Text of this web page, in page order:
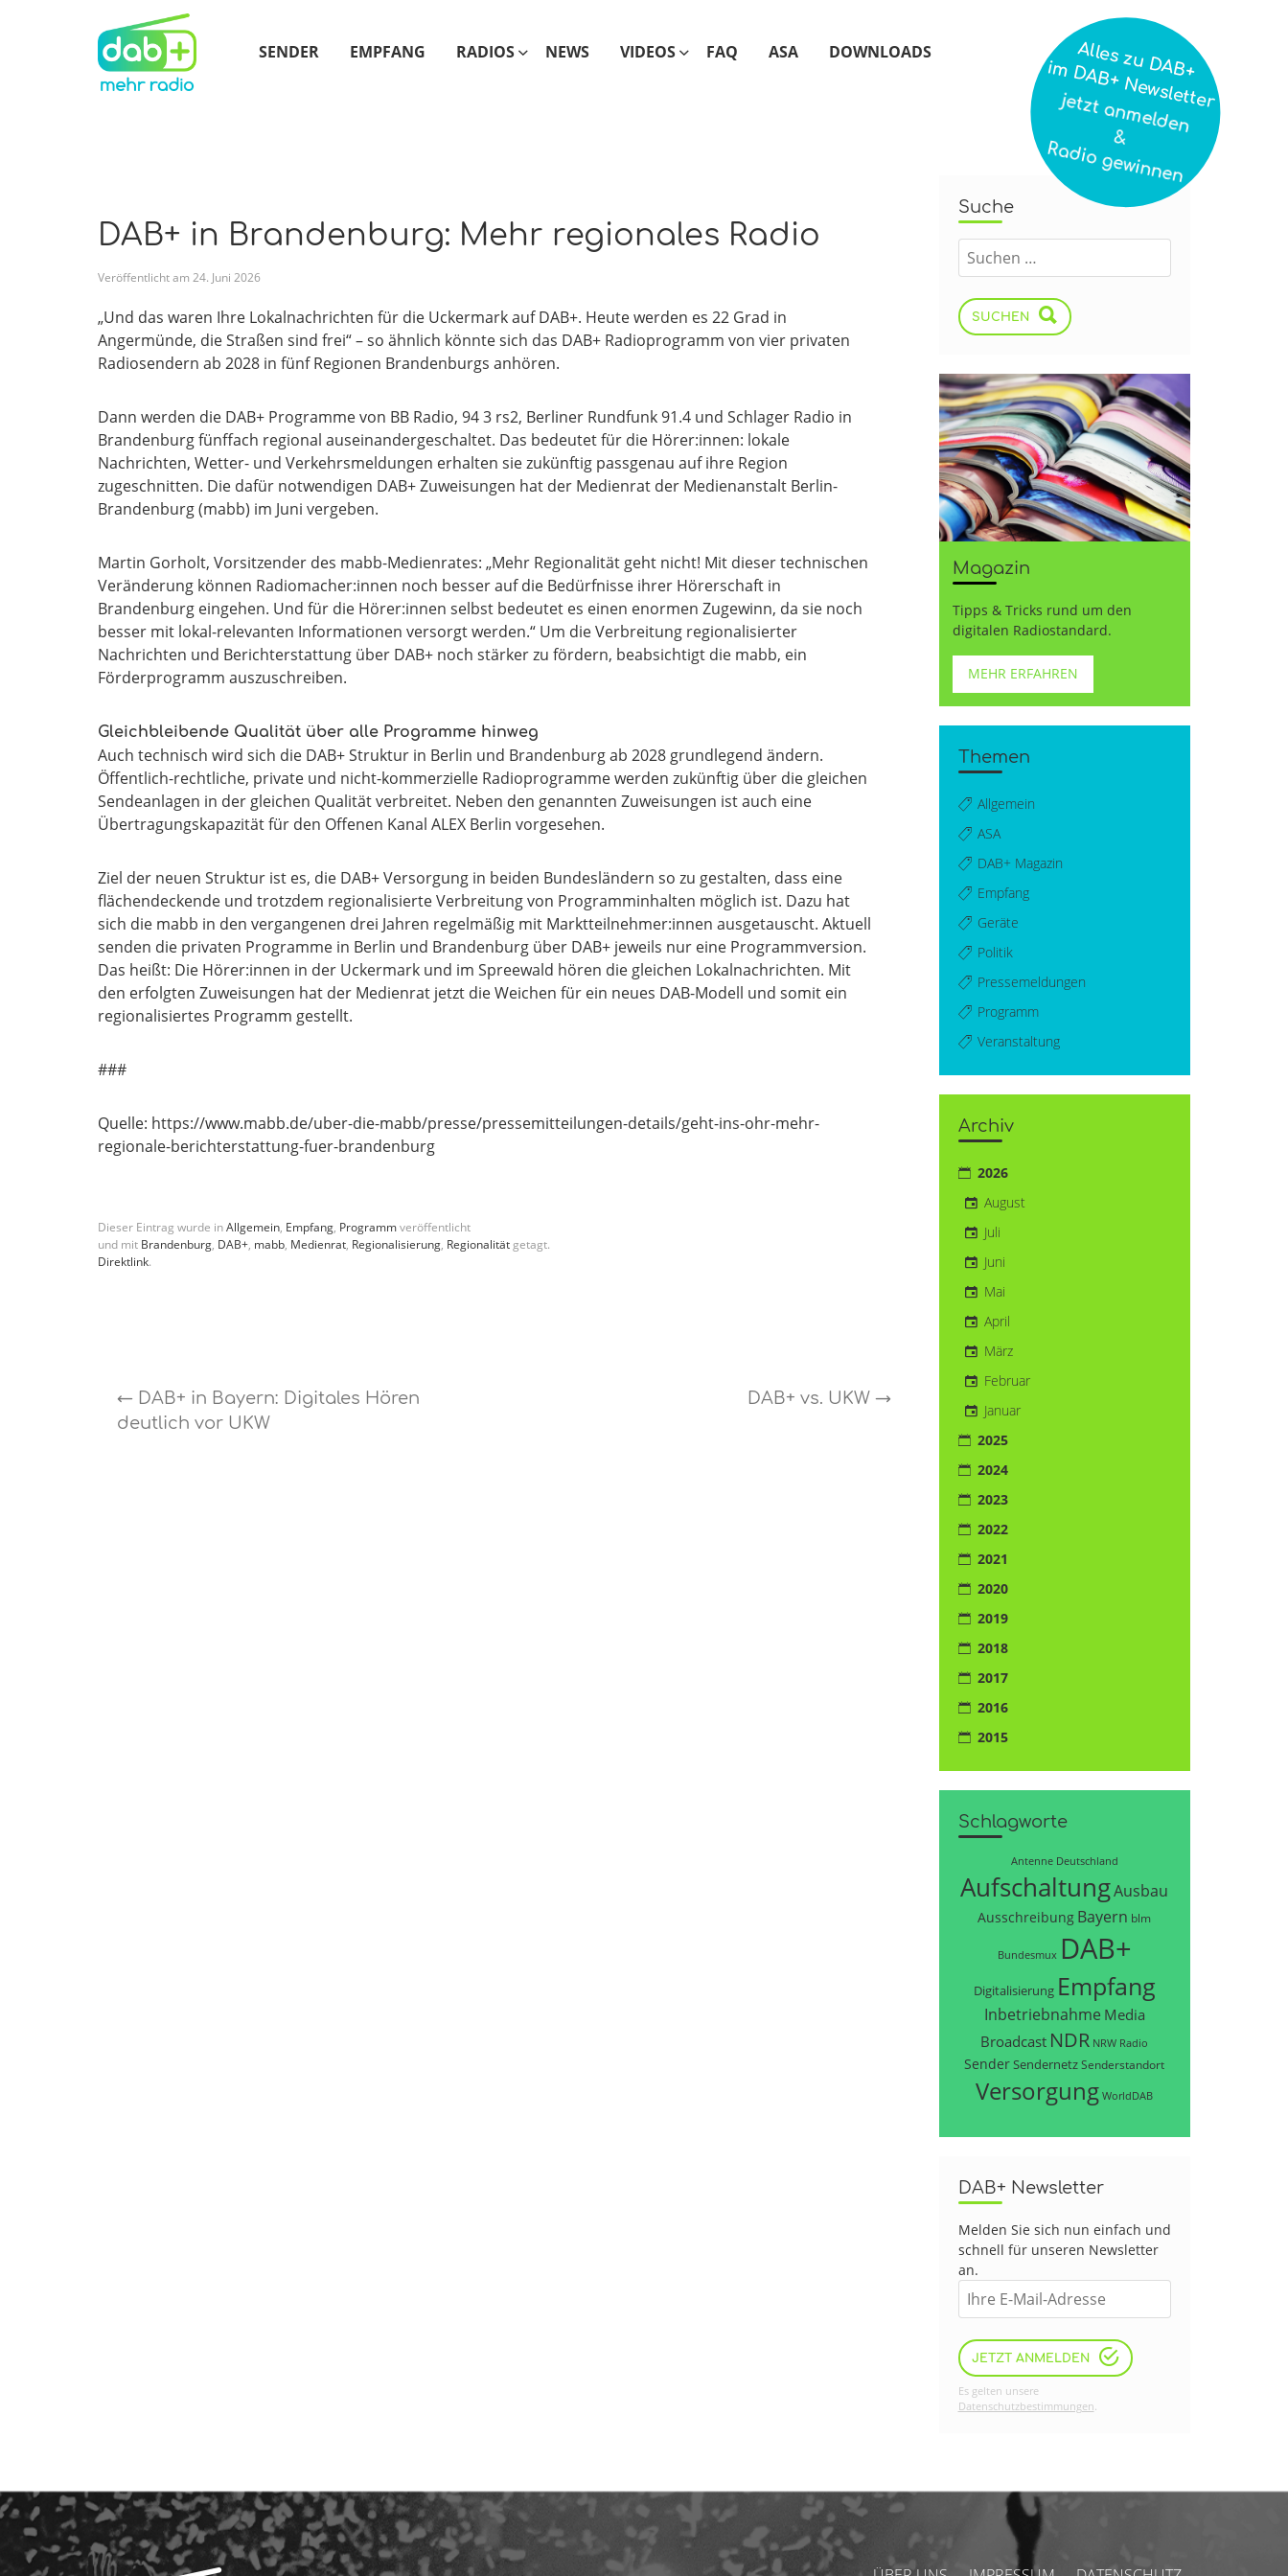
SENDER EMPFANG RADIOS NEWS VIDEOS FAQ ASA DOWNLOADS
DAB+ in Brandenburg: Mehr regionales Radio
Veröffentlicht am 24. Juni 2026
„Und das waren Ihre Lokalnachrichten für die Uckermark auf DAB+. Heute werden es 22 Grad in
Angermünde, die Straßen sind frei“ – so ähnlich könnte sich das DAB+ Radioprogramm von vier privaten
Radiosendern ab 2028 in fünf Regionen Brandenburgs anhören.
Dann werden die DAB+ Programme von BB Radio, 94 3 rs2, Berliner Rundfunk 91.4 und Schlager Radio in
Brandenburg fünffach regional auseinandergeschaltet. Das bedeutet für die Hörer:innen: lokale
Nachrichten, Wetter- und Verkehrsmeldungen erhalten sie zukünftig passgenau auf ihre Region
zugeschnitten. Die dafür notwendigen DAB+ Zuweisungen hat der Medienrat der Medienanstalt Berlin-
Brandenburg (mabb) im Juni vergeben.
Martin Gorholt, Vorsitzender des mabb-Medienrates: „Mehr Regionalität geht nicht! Mit dieser technischen
Veränderung können Radiomacher:innen noch besser auf die Bedürfnisse ihrer Hörerschaft in
Brandenburg eingehen. Und für die Hörer:innen selbst bedeutet es einen enormen Zugewinn, da sie noch
besser mit lokal-relevanten Informationen versorgt werden.“ Um die Verbreitung regionalisierter
Nachrichten und Berichterstattung über DAB+ noch stärker zu fördern, beabsichtigt die mabb, ein
Förderprogramm auszuschreiben.
Gleichbleibende Qualität über alle Programme hinweg
Auch technisch wird sich die DAB+ Struktur in Berlin und Brandenburg ab 2028 grundlegend ändern.
Öffentlich-rechtliche, private und nicht-kommerzielle Radioprogramme werden zukünftig über die gleichen
Sendeanlagen in der gleichen Qualität verbreitet. Neben den genannten Zuweisungen ist auch eine
Übertragungskapazität für den Offenen Kanal ALEX Berlin vorgesehen.
Ziel der neuen Struktur ist es, die DAB+ Versorgung in beiden Bundesländern so zu gestalten, dass eine
flächendeckende und trotzdem regionalisierte Verbreitung von Programminhalten möglich ist. Dazu hat
sich die mabb in den vergangenen drei Jahren regelmäßig mit Marktteilnehmer:innen ausgetauscht. Aktuell
senden die privaten Programme in Berlin und Brandenburg über DAB+ jeweils nur eine Programmversion.
Das heißt: Die Hörer:innen in der Uckermark und im Spreewald hören die gleichen Lokalnachrichten. Mit
den erfolgten Zuweisungen hat der Medienrat jetzt die Weichen für ein neues DAB-Modell und somit ein
regionalisiertes Programm gestellt.
###
Quelle: https://www.mabb.de/uber-die-mabb/presse/pressemitteilungen-details/geht-ins-ohr-mehr-
regionale-berichterstattung-fuer-brandenburg
Dieser Eintrag wurde inAllgemein, Empfang, Programmveröffentlicht
und mit Brandenburg, DAB+, mabb, Medienrat, Regionalisierung, Regionalität getagt.
Direktlink.
← DAB+ in Bayern: Digitales Hören
deutlich vor UKW
DAB+ vs. UKW →
Suche
SUCHEN
Magazin
Tipps & Tricks rund um den
digitalen Radiostandard.
MEHR ERFAHREN
Themen
Allgemein
ASA
DAB+ Magazin
Empfang
Geräte
Politik
Pressemeldungen
Programm
Veranstaltung
Archiv
2026
August
Juli
Juni
Mai
April
März
Februar
Januar
2025
2024
2023
2022
2021
2020
2019
2018
2017
2016
2015
Schlagworte
Antenne Deutschland
AufschaltungAusbau
Ausschreibung Bayern blm
Bundesmux DAB+
Digitalisierung Empfang
Inbetriebnahme Media
Broadcast NDR NRW Radio
SenderSendernetzSenderstandort
Versorgung WorldDAB
DAB+ Newsletter
Melden Sie sich nun einfach und
schnell für unseren Newsletter
an.
JETZT ANMELDEN
Es gelten unsere
Datenschutzbestimmungen.
Alles zu DAB+
im DAB+ Newsletter
jetzt anmelden
&
Radio gewinnen